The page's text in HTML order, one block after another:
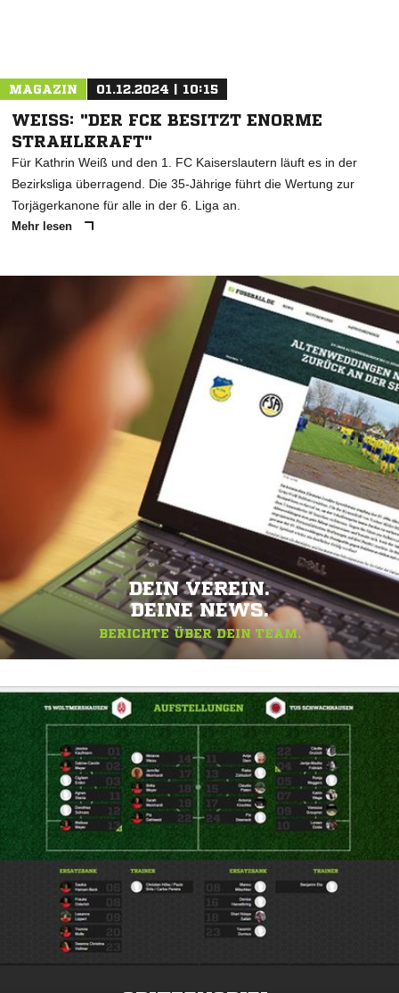
MAGAZIN 01.12.2024 | 10:15
WEISS: "DER FCK BESITZT ENORME S
TRAHLKRAFT"
Für Kathrin Weiß und den 1. FC Kaiserslautern läuft es in der
Bezirksliga überragend. Die 35-Jährige führt die Wertung zur
Torjägerkanone für alle in der 6. Liga an.
Mehr lesen
DEIN VEREIN.
DEINE NEWS.
BERICHTE ÜBER DEIN TEAM.